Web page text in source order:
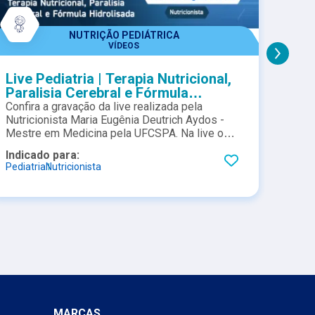
NUTRIÇÃO PEDIÁTRICA
VÍDEOS
Live Pediatria | Terapia Nutricional,
Paralisia Cerebral e Fórmula
Hidrolisada
Confira a gravação da live realizada pela
Nutricionista Maria Eugênia Deutrich Aydos -
Mestre em Medicina pela UFCSPA. Na live o
Cerebral e Fórmula Hidrolisada.
Indicado para:
PediatriaNutricionista